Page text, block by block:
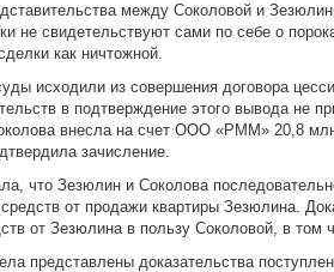
между Соколовой и
не свидетельствуют сами по себе о
как ничтожной.
исходили из совершения договора
в подтверждение этого вывода не
внесла на счет ООО «РММ» 20,8
зачисление.
что Зезюлин и Соколова
от продажи квартиры Зезюлина.
от Зезюлина в пользу Соколовой, в том
представлены доказательства